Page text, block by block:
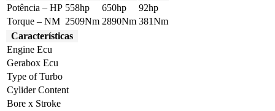
Potência – HP 558hp 650hp
92hp
Torque – NM 2509Nm 2890Nm 381Nm
Características
Engine Ecu
Gerabox Ecu
Type of Turbo
Cylider Content
Bore x Stroke